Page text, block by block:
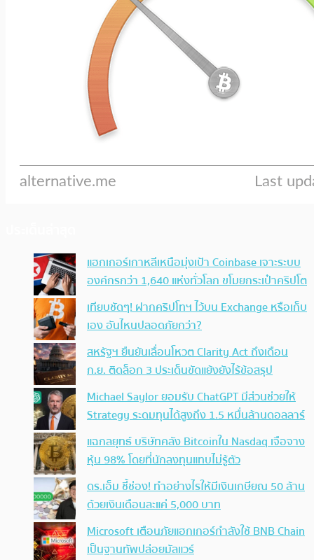
แฮกเกอร์เกาหลีเหนือมุ่งเป้า Coinbase เจาะระบบ
องค์กรกว่า 1,640 แห่งทั่วโลก ขโมยกระเป๋าคริปโต
เทียบชัดๆ! ฝากคริปโทฯ ไว้บน Exchange หรือเก็บ
เอง อันไหนปลอดภัยกว่า?
สหรัฐฯ ยืนยันเลื่อนโหวต Clarity Act ถึงเดือน
ก.ย. ติดล็อก 3 ประเด็นขัดแย้งยังไร้ข้อสรุป
Michael Saylor ยอมรับ ChatGPT มีส่วนช่วยให้
Strategy ระดมทุนได้สูงถึง 1.5 หมื่นล้านดอลลาร์
แฉกลยุทธ์ บริษัทคลัง Bitcoinใน Nasdaq เจือจาง
หุ้น 98% โดยที่นักลงทุนแทบไม่รู้ตัว
ดร.เอ็ม ชี้ช่อง! ทำอย่างไรให้มีเงินเกษียณ 50 ล้าน
ด้วยเงินเดือนละแค่ 5,000 บาท
Microsoft เตือนภัยแฮกเกอร์กำลังใช้ BNB Chain
เป็นฐานทัพปล่อยมัลแวร์